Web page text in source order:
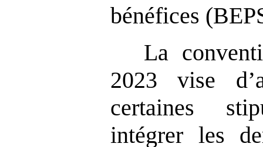
bénéfices
La
2023 vise
certaines
intégrer les